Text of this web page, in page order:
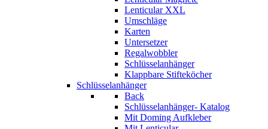
Lenticular XXL
Umschläge
Karten
Untersetzer
Regalwobbler
Schlüsselanhänger
Klappbare Stifteköcher
Schlüsselanhänger
Back
Schlüsselanhänger- Katalog
Mit Doming Aufkleber